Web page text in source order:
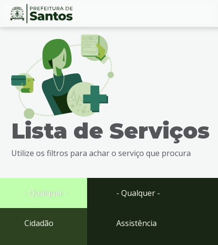
Ir
busca
Ir
rodapé
Conteúdo
Lista de Serviços
Utilize os filtros para achar o serviço que procura
- Qualquer -
Cidadão
- Qualquer -
Assistência